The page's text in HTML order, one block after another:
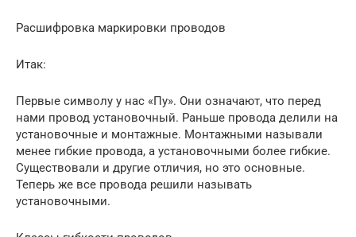
Расшифровка маркировки проводов
Итак:
Первые символу у нас «Пу». Они означают, что перед
нами провод установочный. Раньше провода делили на
установочные и монтажные. Монтажными называли
менее гибкие провода, а установочными более гибкие.
Существовали и другие отличия, но это основные.
Теперь же все провода решили называть
установочными.